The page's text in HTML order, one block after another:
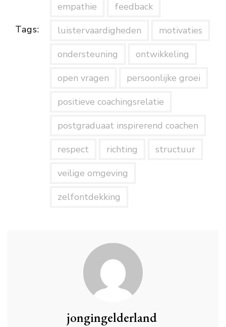
Tags:
empathie
feedback
luistervaardigheden
motivaties
ondersteuning
ontwikkeling
open vragen
persoonlijke groei
positieve coachingsrelatie
postgraduaat inspirerend coachen
respect
richting
structuur
veilige omgeving
zelfontdekking
jongingelderland